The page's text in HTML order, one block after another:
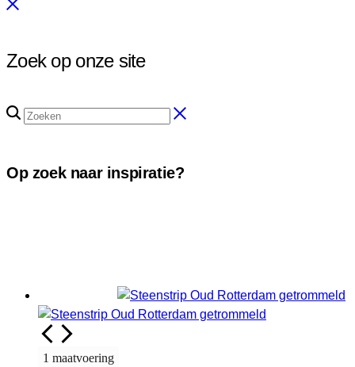
Zoek op onze site
Op zoek naar inspiratie?
1 maatvoering